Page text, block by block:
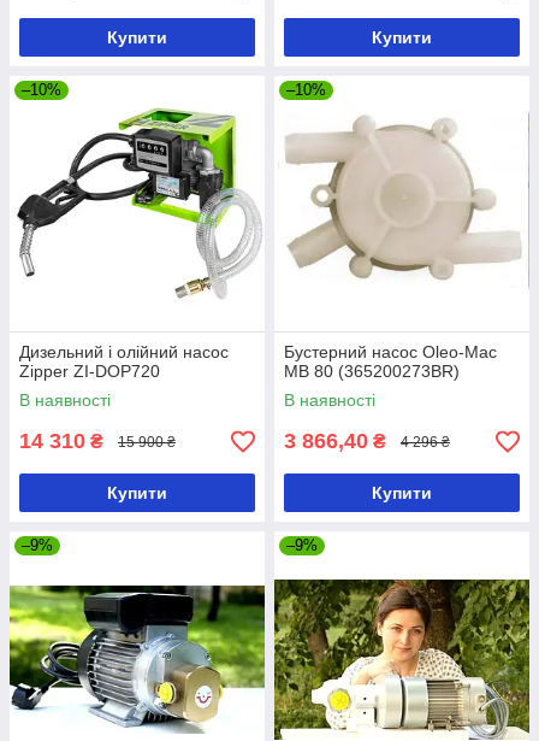
Купити Купити
–10%
Дизельний і олійний насос
Zipper ZI-DOP720
В наявності
14 310 ₴ 15 900 ₴
Купити
–10%
Бустерний насос Oleo-Mac
MB 80 (365200273BR)
В наявності
3 866,40 ₴ 4 296 ₴
Купити
–9% –9%